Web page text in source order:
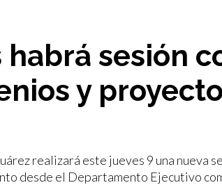
habrá sesión
y
realizará este jueves 9 una nueva
desde el Departamento Ejecutivo